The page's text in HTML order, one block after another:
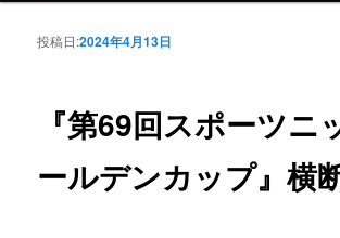
『第69回スポーツニ
ールデンカップ』横
投稿日:2024年4月13日